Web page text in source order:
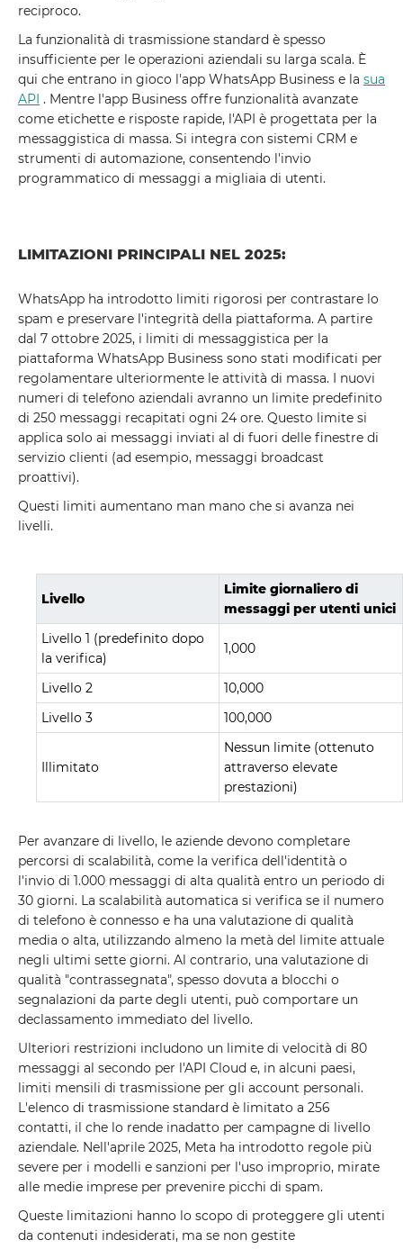
reciproco.
La funzionalità di trasmissione standard è spesso
insufficiente per le operazioni aziendali su larga scala. È
qui che entrano in gioco l'app WhatsApp Business e la sua
API . Mentre l'app Business offre funzionalità avanzate
come etichette e risposte rapide, l'API è progettata per la
messaggistica di massa. Si integra con sistemi CRM e
strumenti di automazione, consentendo l'invio
programmatico di messaggi a migliaia di utenti.
LIMITAZIONI PRINCIPALI NEL 2025:
WhatsApp ha introdotto limiti rigorosi per contrastare lo
spam e preservare l'integrità della piattaforma. A partire
dal 7 ottobre 2025, i limiti di messaggistica per la
piattaforma WhatsApp Business sono stati modificati per
regolamentare ulteriormente le attività di massa. I nuovi
numeri di telefono aziendali avranno un limite predefinito
di 250 messaggi recapitati ogni 24 ore. Questo limite si
applica solo ai messaggi inviati al di fuori delle finestre di
servizio clienti (ad esempio, messaggi broadcast
proattivi).
Questi limiti aumentano man mano che si avanza nei
livelli.
Livello
Limite giornaliero di
messaggi per utenti unici
Livello 1 (predefinito dopo
la verifica)
1,000
Livello 2
10,000
Livello 3
100,000
Illimitato
Nessun limite (ottenuto
attraverso elevate
prestazioni)
Per avanzare di livello, le aziende devono completare
percorsi di scalabilità, come la verifica dell'identità o
l'invio di 1.000 messaggi di alta qualità entro un periodo di
30 giorni. La scalabilità automatica si verifica se il numero
di telefono è connesso e ha una valutazione di qualità
media o alta, utilizzando almeno la metà del limite attuale
negli ultimi sette giorni. Al contrario, una valutazione di
qualità "contrassegnata", spesso dovuta a blocchi o
segnalazioni da parte degli utenti, può comportare un
declassamento immediato del livello.
Ulteriori restrizioni includono un limite di velocità di 80
messaggi al secondo per l'API Cloud e, in alcuni paesi,
limiti mensili di trasmissione per gli account personali.
L'elenco di trasmissione standard è limitato a 256
contatti, il che lo rende inadatto per campagne di livello
aziendale. Nell'aprile 2025, Meta ha introdotto regole più
severe per i modelli e sanzioni per l'uso improprio, mirate
alle medie imprese per prevenire picchi di spam.
Queste limitazioni hanno lo scopo di proteggere gli utenti
da contenuti indesiderati, ma se non gestite